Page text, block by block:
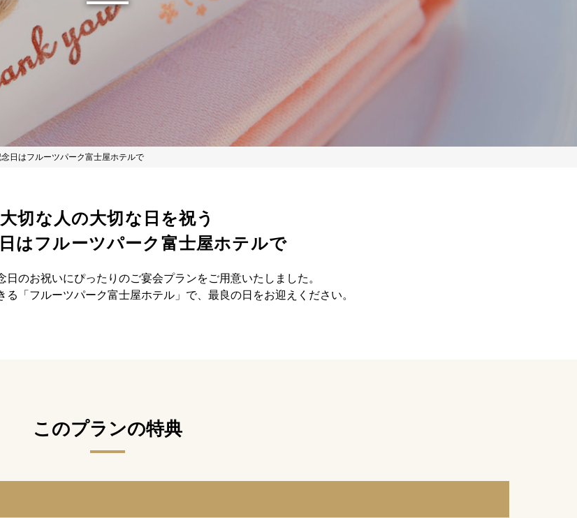
日はフルーツパーク富士屋ホテルで
大切な人の大切な日を祝う
はフルーツパーク富士屋ホテルで
日のお祝いにぴったりのご宴会プランをご用意いたしました。
「フルーツパーク富士屋ホテル」で、最良の日をお迎えください。
このプランの特典